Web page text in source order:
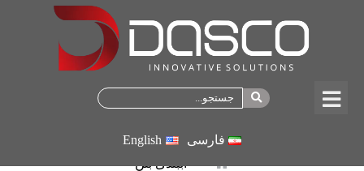
فارسی English
آببندی بتن
آببندی بتن